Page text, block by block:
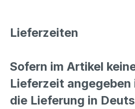
Lieferzeiten
Sofern im Artikel
Lieferzeit
die Lieferung in